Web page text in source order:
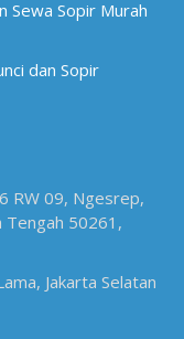
Sewa Sopir Murah
dan Sopir
RW 09, Ngesrep,
Tengah 50261,
Jakarta Selatan